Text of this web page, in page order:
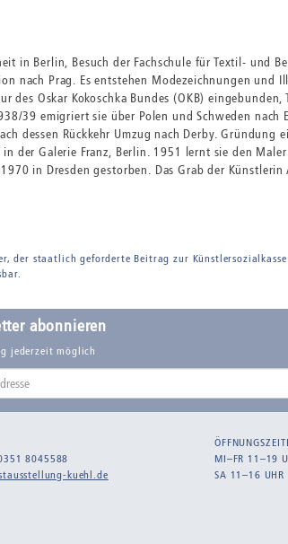
in Berlin, Besuch der Fachschule für Textil- und
nach Prag. Es entstehen Modezeichnungen
des Oskar Kokoschka Bundes (OKB)
39 emigriert sie über Polen und Schweden
dessen Rückkehr Umzug nach Derby.
der Galerie Franz, Berlin. 1951 lernt sie den
in Dresden gestorben. Das Grab der
der staatlich geforderte Beitrag zur
abonnieren
jederzeit möglich
8045588
kuehl.de
MI–FR 11–19
SA 11–16 UHR